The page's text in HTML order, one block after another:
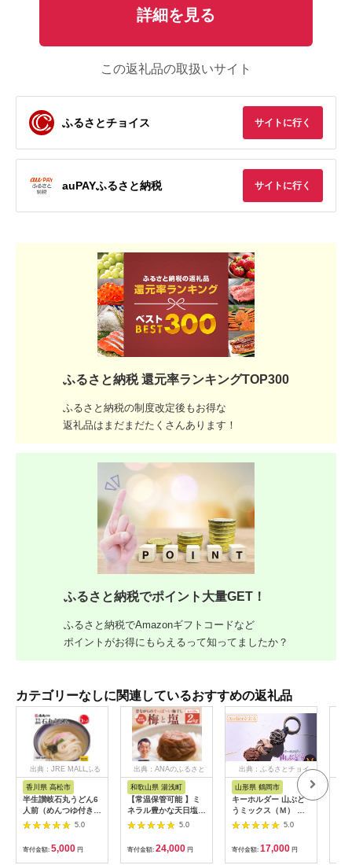
詳細を見る
この返礼品の取扱いサイト
ふるさとチョイス サイトに行く
auPAYふるさと納税 サイトに行く
ふるさと納税 還元率ランキングTOP300
ふるさと納税の制度改定後もお得な
返礼品はまだまだたくさんあります！
ふるさと納税でポイント大量GET！
ふるさと納税でAmazonギフトコードなど
ポイントがお得にもらえるって知ってましたか？
カテゴリーなしに関連しているおすすめの返礼品
出典：JRE MALLふる
さと納税
香川県 高松市
半生讃岐石丸うどん6
人前（めんつゆ付き）
麺300g×2袋
5.0
寄付金額: 5,000 円
出典：ANAのふるさと
和歌山県 湯浅町
【常温保管可能 】ミ
ネラル豊かな天日塩だ
けで漬けた無添加梅干
し2kg 梅ボーイズ｜
B201_EP6024
5.0
寄付金額: 24,000 円
出典：ふるさとチョイ
山形県 鶴岡市
キーホルダー 山ぶど
うミックス（Ｍ） 山
形県鶴岡市 アトリエ
かおる | 山葡萄 雑貨
キーホルダー ギフト
贈り物 お取り寄せ 返
5.0
寄付金額: 17,000 円